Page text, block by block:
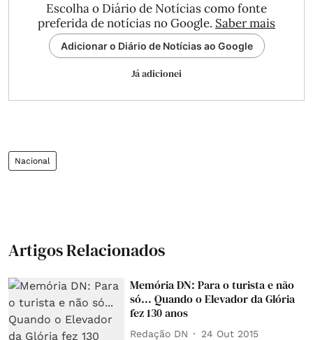
Escolha o Diário de Notícias como fonte
preferida de notícias no Google. Saber mais
Adicionar o Diário de Notícias ao Google
Já adicionei
Nacional
Artigos Relacionados
Memória DN: Para o turista e não
só... Quando o Elevador da Glória
fez 130 anos
Redação DN 24 Out 2015